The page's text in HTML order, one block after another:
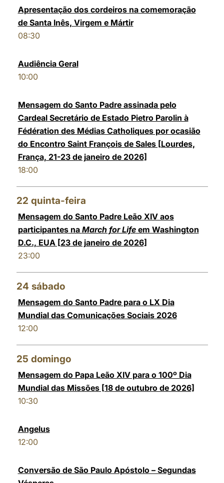
Apresentação dos cordeiros na comemoração
de Santa Inês, Virgem e Mártir
08:30
Audiência Geral
10:00
Mensagem do Santo Padre assinada pelo
Cardeal Secretário de Estado Pietro Parolin à
Fédération des Médias Catholiques por ocasião
do Encontro Saint François de Sales [Lourdes,
França, 21-23 de janeiro de 2026]
18:00
22 quinta-feira
Mensagem do Santo Padre Leão XIV aos
participantes na March for Lifeem Washington
D.C., EUA [23 de janeiro de 2026]
23:00
24 sábado
Mensagem do Santo Padre para o LX Dia
Mundial das Comunicações Sociais 2026
12:00
25 domingo
Mensagem do Papa Leão XIV para o 100º Dia
Mundial das Missões [18 de outubro de 2026]
10:30
Angelus
12:00
Conversão de São Paulo Apóstolo – Segundas